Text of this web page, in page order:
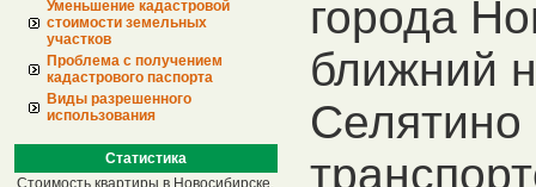
Уменьшение кадастровой
стоимости земельных
участков
Проблема с получением
кадастрового паспорта
Виды разрешенного
использования
Статистика
Стоимость квартиры в Новосибирске,
города
ближний
Селятино